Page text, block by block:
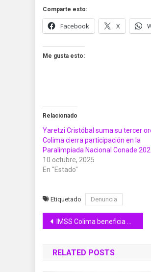
Comparte esto:
Facebook X
Me gusta esto:
Relacionado
Yaretzi Cristóbal suma su tercer
Colima cierra participación en la
Paralimpiada Nacional Conade
10 octubre, 2025
En "Estado"
Etiquetado Denuncia
Navegación
de
entradas
IMSS Colima beneficia a niñas, niños y adolescentes con el programa “Sigamos Aprendiendo… en el Hospital”
RELATED POSTS